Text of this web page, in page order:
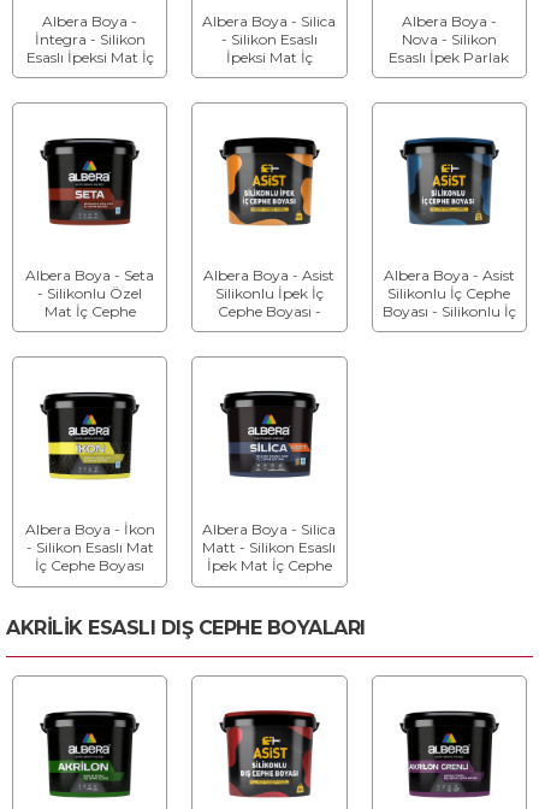
Albera Boya -
İntegra - Silikon
Esaslı İpeksi Mat İç
Cephe Boyası
Albera Boya - Silica
- Silikon Esaslı
İpeksi Mat İç
Cephe Boyası
Albera Boya -
Nova - Silikon
Esaslı İpek Parlak
İç Cephe Boyası
Albera Boya - Seta
- Silikonlu Özel
Mat İç Cephe
Boyası
Albera Boya - Asist
Silikonlu İpek İç
Cephe Boyası -
Silikon Esaslı İpek
Albera Boya - Asist
Silikonlu İç Cephe
Boyası - Silikonlu İç
Cephe Boyası
Albera Boya - İkon
- Silikon Esaslı Mat
İç Cephe Boyası
Albera Boya - Silica
Matt - Silikon Esaslı
İpek Mat İç Cephe
Boyası
AKRİLİK ESASLI DIŞ CEPHE BOYALARI